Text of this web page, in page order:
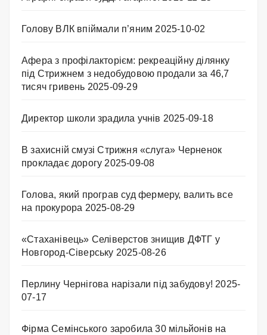
Голову ВЛК впіймали п’яним 2025-10-02
Афера з профілакторієм: рекреаційну ділянку
під Стрижнем з недобудовою продали за 46,7
тисяч гривень 2025-09-29
Директор школи зрадила учнів 2025-09-18
В захисній смузі Стрижня «слуга» Черненок
прокладає дорогу 2025-09-08
Голова, який програв суд фермеру, валить все
на прокурора 2025-08-29
«Стаханівець» Селіверстов знищив ДФТГ у
Новгород-Сіверську 2025-08-26
Перлину Чернігова нарізали під забудову! 2025-
07-17
Фірма Семінського заробила 30 мільйонів на